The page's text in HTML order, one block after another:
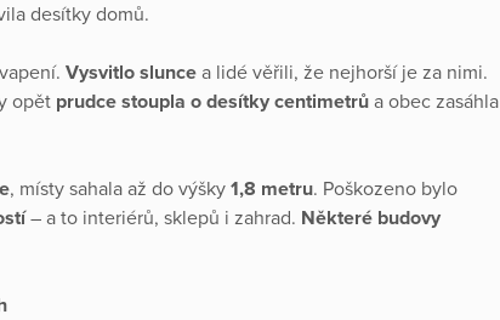
desítky domů.
Vysvitlo slunce a lidé věřili, že nejhorší je za nimi.
opět prudce stoupla o desítky centimetrů a obec zasáhla
, místy sahala až do výšky 1,8 metru. Poškozeno bylo
– a to interiérů, sklepů i zahrad. Některé budovy